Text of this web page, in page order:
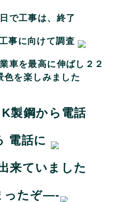
で工事は、終了
事に向けて調査
車を最高に伸ばし２２
色を楽しみました
製鋼から電話
電話に
来ていました
ったぞ—-